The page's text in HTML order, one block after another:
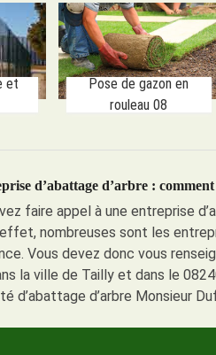
et
Pose de gazon en
rouleau 08
d’abattage d’arbre :
faire appel à une entreprise
nombreuses sont les
Vous devez donc vous
la ville de Tailly et dans le
d’abattage d’arbre Monsieur